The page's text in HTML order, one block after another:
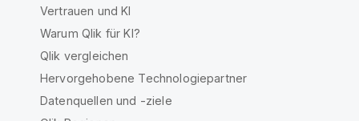
Vertrauen und KI
Warum Qlik für KI?
Qlik vergleichen
Hervorgehobene Technologiepartner
Datenquellen und -ziele